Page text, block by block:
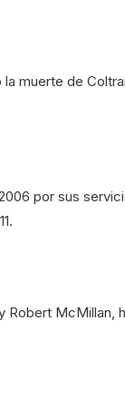
muerte de
por sus
McMillan,